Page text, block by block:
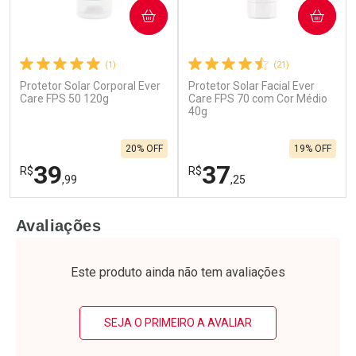
(1)
Protetor Solar Corporal Ever
Care FPS 50 120g
R$39,99
20% OFF
COMPRAR
Laboratório
Por Menos
(21)
Protetor Solar Facial Ever
Care FPS 70 com Cor Médio
40g
R$37,25
19% OFF
COMPRAR
Laboratório
Por Menos
Avaliações
Este produto ainda não tem avaliações
SEJA O PRIMEIRO A AVALIAR